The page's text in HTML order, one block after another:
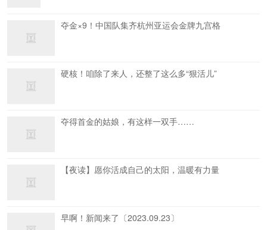
夺金×9！中国队集齐杭州亚运会金牌九宫格
硬核！咱除了来人，还整了这么多“狠活儿”
夺得首金的姑娘，有这样一双手……
【夜读】愿你活成自己的太阳，温暖有力量
早啊！新闻来了〔2023.09.23〕